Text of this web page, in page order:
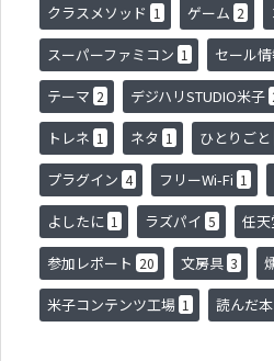
クラスメソッド 1 ゲーム 2
スーパーファミコン 1 セール
テーマ 2 デジハリSTUDIO米子
トレネ 1 ネタ 1 ひとりごと
プラグイン 4 フリーWi-Fi 1
よしたに 1 ラズパイ 5 任天
参加レポート 20 文房具 3
米子コンテンツ工場 1 読んだ本